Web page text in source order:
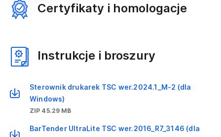
Certyfikaty i homologacje
Instrukcje i broszury
Sterownik drukarek TSC wer.2024.1_M-2 (dla
Windows)
ZIP 45.29 MB
BarTender UltraLite TSC wer.2016_R7_3146 (dla